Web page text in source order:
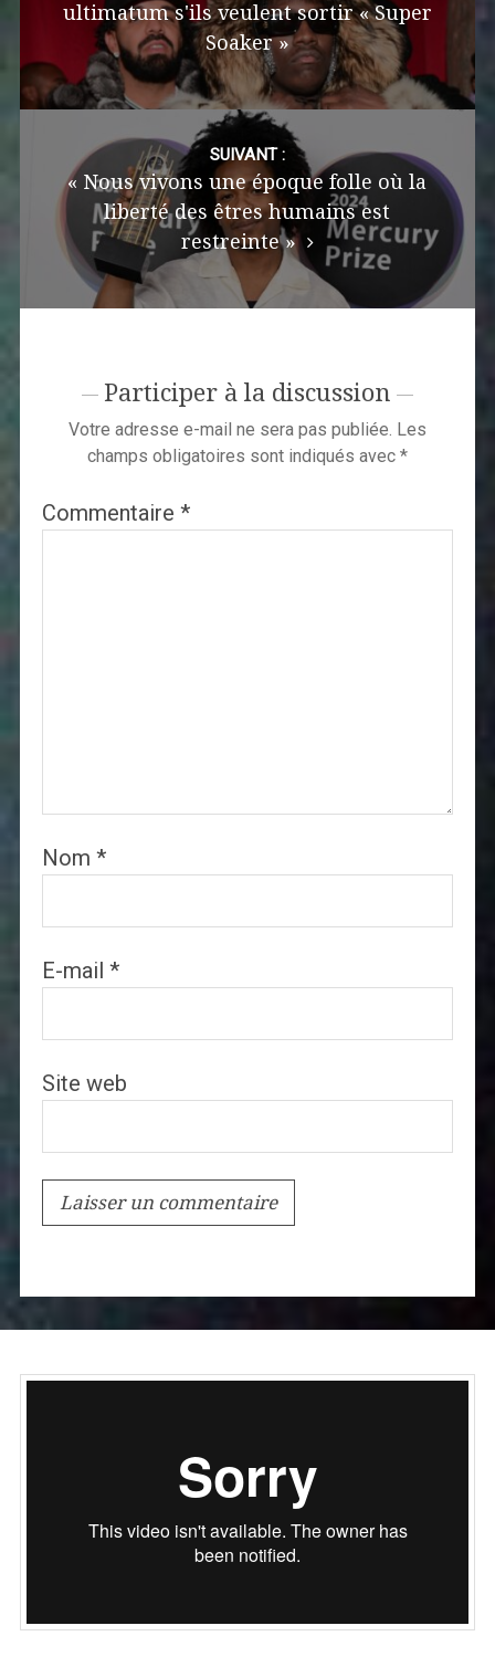
ultimatum s'ils veulent sortir « Super
Soaker »
SUIVANT :
« Nous vivons une époque folle où la
liberté des êtres humains est
restreinte »
Participer à la discussion
Votre adresse e-mail ne sera pas publiée. Les
champs obligatoires sont indiqués avec *
Commentaire *
Nom *
E-mail *
Site web